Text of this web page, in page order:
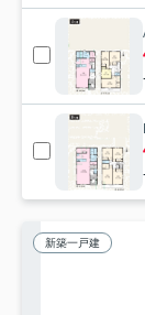
新築一戸建